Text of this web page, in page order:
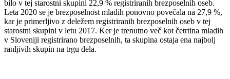
bilo v tej starostni skupini 22,9 % registriranih brezposelnih oseb.
Leta 2020 se je brezposelnost mladih ponovno povečala na 27,9 %,
kar je primerljivo z deležem registriranih brezposelnih oseb v tej
starostni skupini v letu 2017. Ker je trenutno več kot četrtina mladih
v Sloveniji registrirano brezposelnih, ta skupina ostaja ena najbolj
ranljivih skupin na trgu dela.